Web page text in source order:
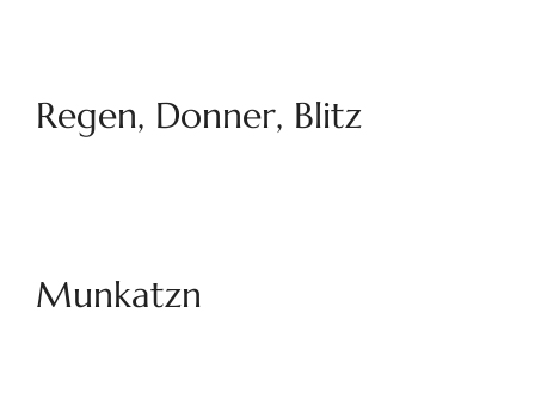
Regen, Donner, Blitz
Munkatzn